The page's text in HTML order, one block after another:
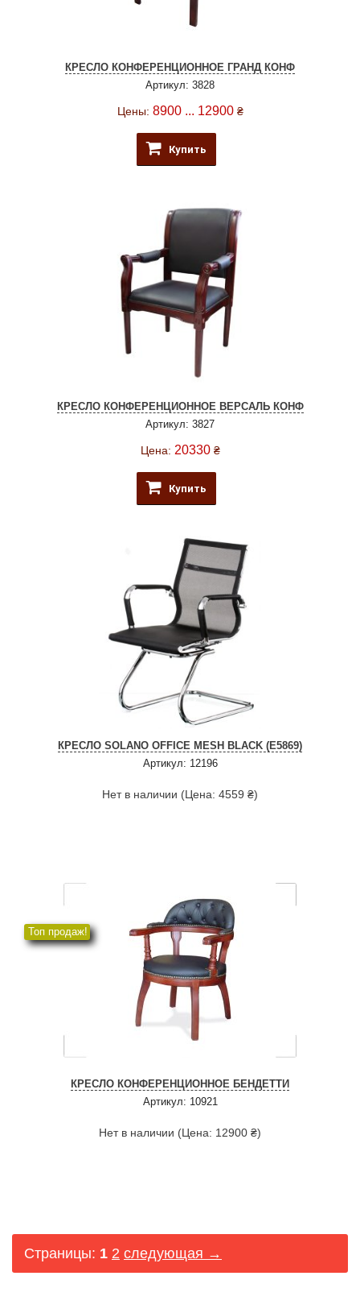
КРЕСЛО КОНФЕРЕНЦИОННОЕ ГРАНД КОНФ
Артикул: 3828
Цены: 8900 ... 12900 ₴
Купить
КРЕСЛО КОНФЕРЕНЦИОННОЕ ВЕРСАЛЬ КОНФ
Артикул: 3827
Цена: 20330 ₴
Купить
КРЕСЛО SOLANO OFFICE MESH BLACK (E5869)
Артикул: 12196
Нет в наличии (Цена: 4559 ₴)
Топ продаж!
КРЕСЛО КОНФЕРЕНЦИОННОЕ БЕНДЕТТИ
Артикул: 10921
Нет в наличии (Цена: 12900 ₴)
Страницы: 1 2 следующая →